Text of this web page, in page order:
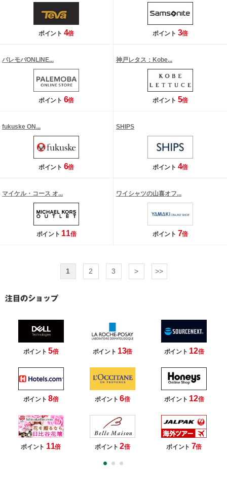
ポイント 4倍 ポイント 3倍
パレモバONLINE...
ポイント 6倍
神戸レタス：Kobe...
ポイント 5倍
fukuske ON...
ポイント 6倍
SHIPS
ポイント 4倍
マイケル・コース オ...
ポイント 11倍
ワイシャツの山喜オフ...
ポイント 7倍
1 2 3 > >>
ポイント5倍 ポイント 13倍 ポイント 12倍
ポイント8倍 ポイント6倍 ポイント 12倍
ポイント 11倍 ポイント2倍 ポイント 7倍